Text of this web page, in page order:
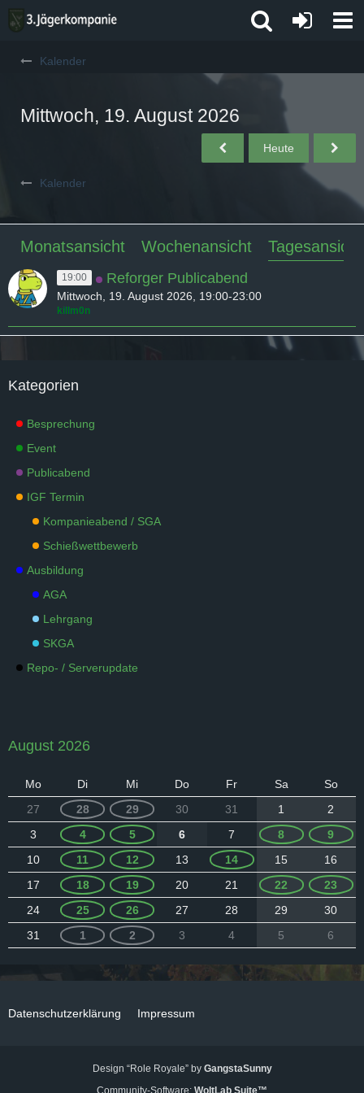
Kalender
Mittwoch, 19. August 2026
Heute
Kalender
Monatsansicht Wochenansicht Tagesansicht
19:00 Reforger Publicabend
Mittwoch, 19. August 2026, 19:00-23:00
killm0n
Kategorien
Besprechung
Event
Publicabend
IGF Termin
Kompanieabend / SGA
Schießwettbewerb
Ausbildung
AGA
Lehrgang
SKGA
Repo- / Serverupdate
August 2026
Mo Di Mi Do Fr Sa
So
27
28 29 30 31 1
2
3
4 5 6 7 8
9
10
11 12 13 14 15
16
17
18 19 20 21 22
23
24
25 26 27 28 29
30
31
1 2 3 4 5 6
Datenschutzerklärung Impressum
Design “Role Royale” by GangstaSunny
Community-Software: WoltLab Suite™